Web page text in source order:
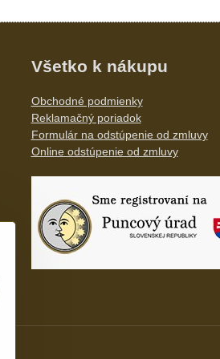
Všetko k nákupu
Obchodné podmienky
Reklamačný poriadok
Formulár na odstúpenie od zmluvy
Online odstúpenie od zmluvy